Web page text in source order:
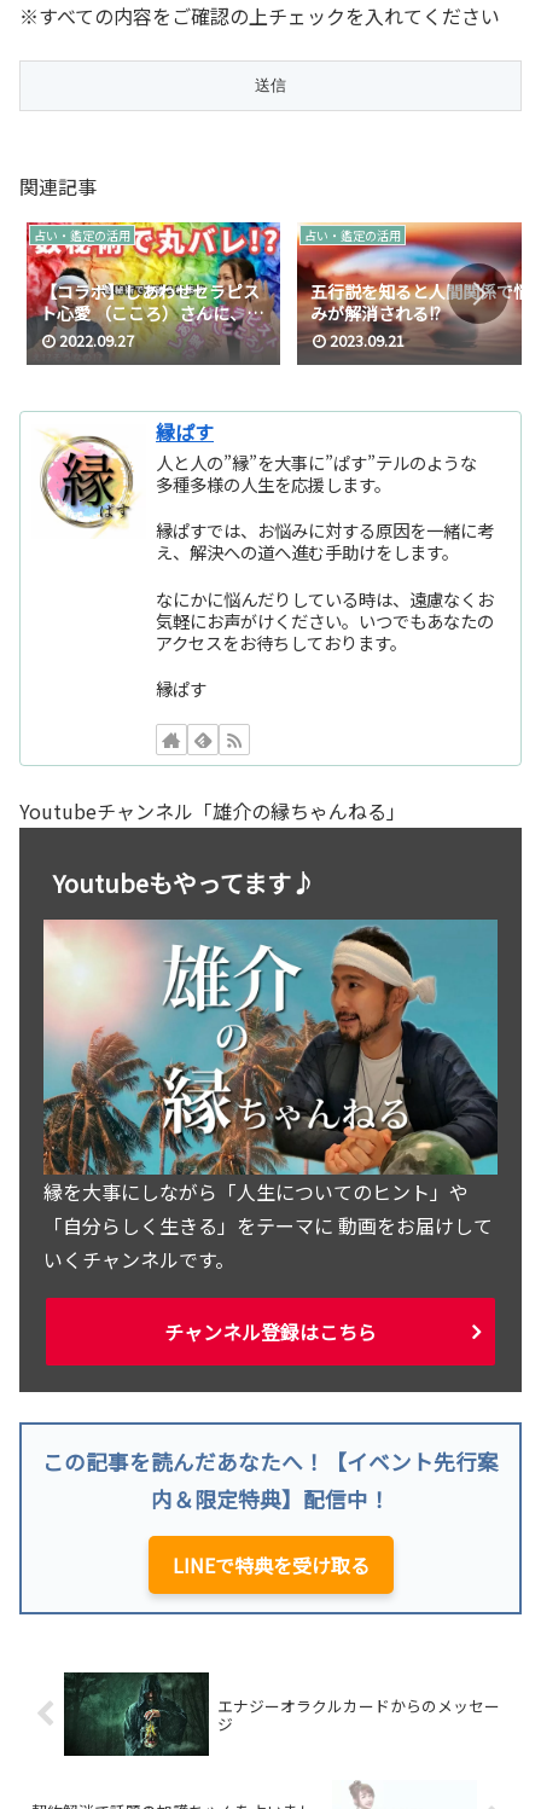
※すべての内容をご確認の上チェックを入れてください
関連記事
占い・鑑定の活用
【コラボ】しあわせセラピス
ト心愛 （こころ）さんに、初
めましてだけど数秘術で雄介
のいろんなものを見抜かれま
2022.09.27
占い・鑑定の活用
五行説を知ると人間関係で悩
みが解消される!?
2023.09.21
縁ぱす
人と人の”縁”を大事に”ぱす”テルのような
多種多様の人生を応援します。
縁ぱすでは、お悩みに対する原因を一緒に考
え、解決への道へ進む手助けをします。
なにかに悩んだりしている時は、遠慮なくお
気軽にお声がけください。いつでもあなたの
アクセスをお待ちしております。
縁ぱす
Youtubeチャンネル「雄介の縁ちゃんねる」
Youtubeもやってます♪
縁を大事にしながら「人生についてのヒント」や
「自分らしく生きる」をテーマに 動画をお届けして
いくチャンネルです。
チャンネル登録はこちら
この記事を読んだあなたへ！【イベント先行案
内＆限定特典】配信中！
LINEで特典を受け取る
エナジーオラクルカードからのメッセー
ジ